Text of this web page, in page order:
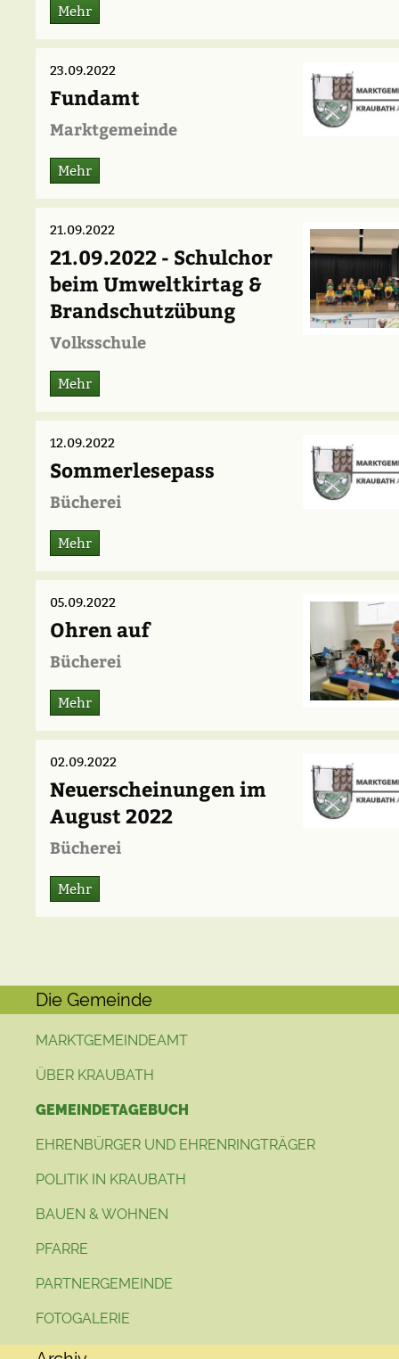
Mehr
23.09.2022
Fundamt
Marktgemeinde
Mehr
21.09.2022
21.09.2022 - Schulchor
beim Umweltkirtag &
Brandschutzübung
Volksschule
Mehr
12.09.2022
Sommerlesepass
Bücherei
Mehr
05.09.2022
Ohren auf
Bücherei
Mehr
02.09.2022
Neuerscheinungen im
August 2022
Bücherei
Mehr
Die Gemeinde
MARKTGEMEINDEAMT
ÜBER KRAUBATH
GEMEINDETAGEBUCH
EHRENBÜRGER UND EHRENRINGTRÄGER
POLITIK IN KRAUBATH
BAUEN & WOHNEN
PFARRE
PARTNERGEMEINDE
FOTOGALERIE